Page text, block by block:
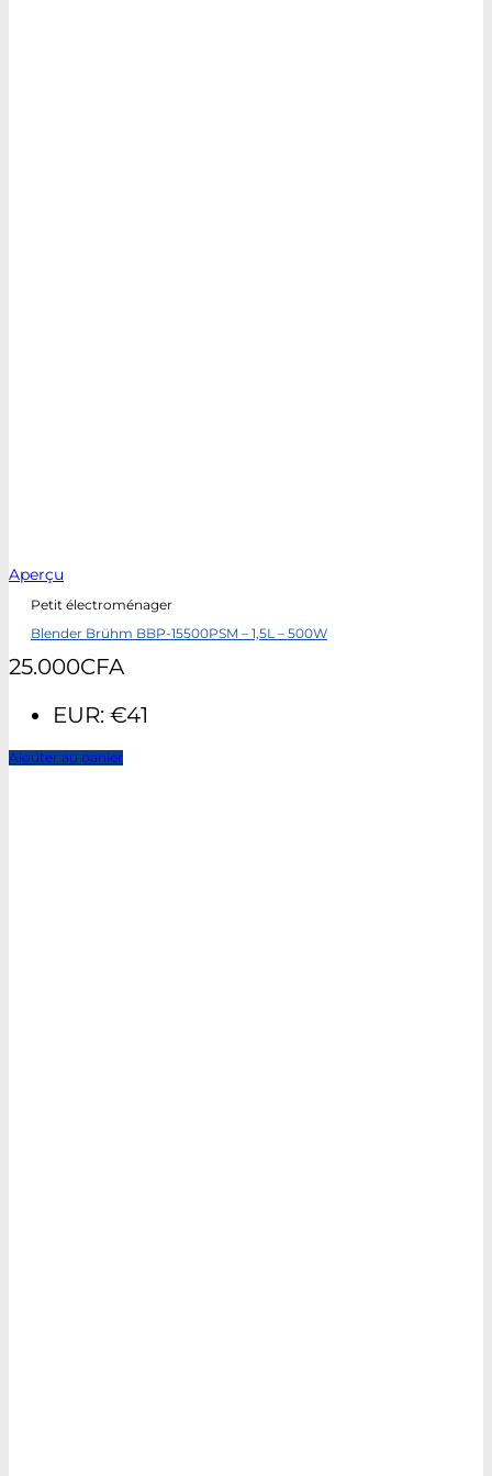
Aperçu
Petit électroménager
Blender Brühm BBP-15500PSM – 1,5L – 500W
25.000CFA
EUR: €41
Ajouter au panier